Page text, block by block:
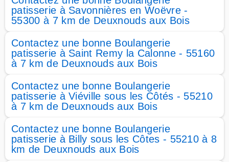
patisserie à Savonnières en Woëvre -
55300 à 7 km de Deuxnouds aux Bois
Contactez une bonne Boulangerie
patisserie à Saint Remy la Calonne - 55160
à 7 km de Deuxnouds aux Bois
Contactez une bonne Boulangerie
patisserie à Viéville sous les Côtés - 55210
à 7 km de Deuxnouds aux Bois
Contactez une bonne Boulangerie
patisserie à Billy sous les Côtes - 55210 à 8
km de Deuxnouds aux Bois